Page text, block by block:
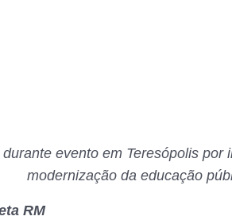
evento em Teresópolis por
modernização da educação
RM